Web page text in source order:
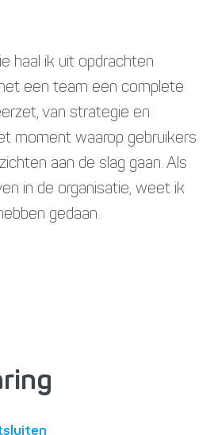
haal ik uit opdrachten
een team een complete
van strategie en
moment waarop gebruikers
aan de slag gaan. Als
in de organisatie, weet ik
gedaan.